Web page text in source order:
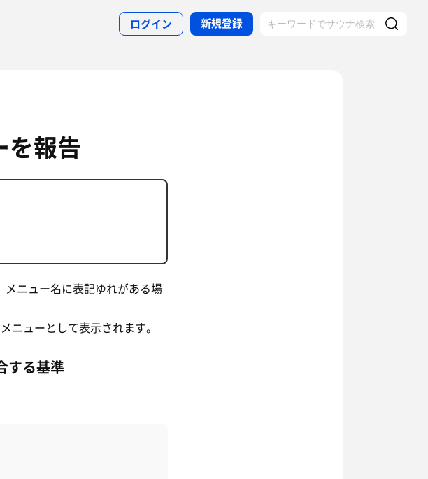
ログイン 新規登録
を報告
ニュー名に表記ゆれがある場
ニューとして表示されます。
する基準